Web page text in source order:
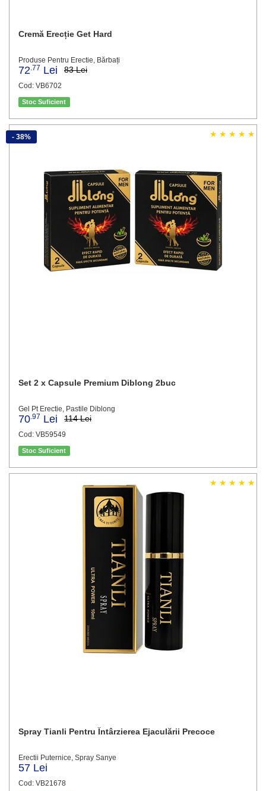
Cremă Erecție Get Hard
Produse Pentru Erectie, Bărbați
72 .77 Lei 83 Lei
Cod: VB6702
Stoc Suficient
Set 2 x Capsule Premium Diblong 2buc
Gel Pt Erectie, Pastile Diblong
70 .97 Lei 114 Lei
Cod: VB59549
Stoc Suficient
- 38%
Spray Tianli Pentru Întârzierea Ejaculării Precoce
Erectii Puternice, Spray Sanye
57 Lei
Cod: VB21678